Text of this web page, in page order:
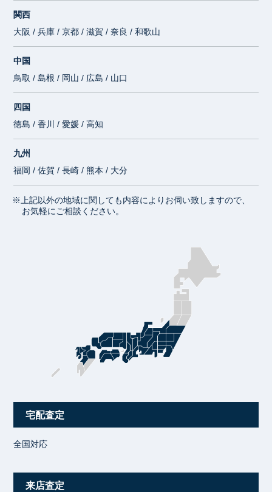
関西
大阪 / 兵庫 / 京都 / 滋賀 / 奈良 / 和歌山
中国
鳥取 / 島根 / 岡山 / 広島 / 山口
四国
徳島 / 香川 / 愛媛 / 高知
九州
福岡 / 佐賀 / 長崎 / 熊本 / 大分
※上記以外の地域に関しても内容によりお伺い致しますので、
お気軽にご相談ください。
宅配査定
全国対応
来店査定